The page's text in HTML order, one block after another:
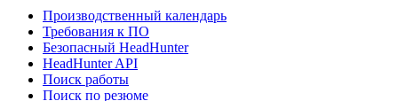
Производственный календарь
Требования к ПО
Безопасный HeadHunter
HeadHunter API
Поиск работы
Поиск по резюме